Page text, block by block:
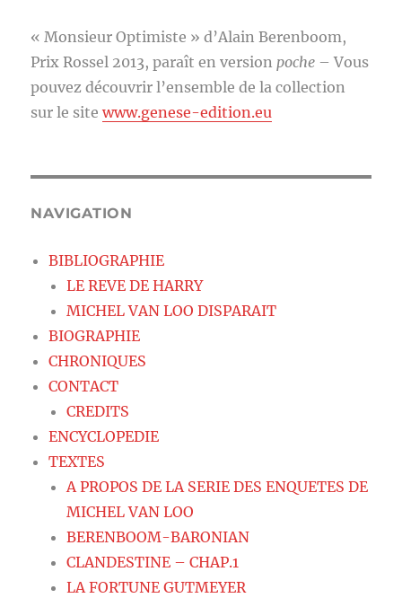
« Monsieur Optimiste » d’Alain Berenboom,
Prix Rossel 2013, paraît en version poche – Vous
pouvez découvrir l’ensemble de la collection
sur le sitewww.genese-edition.eu
NAVIGATION
BIBLIOGRAPHIE
LE REVE DE HARRY
MICHEL VAN LOO DISPARAIT
BIOGRAPHIE
CHRONIQUES
CONTACT
CREDITS
ENCYCLOPEDIE
TEXTES
A PROPOS DE LA SERIE DES ENQUETES DE
MICHEL VAN LOO
BERENBOOM-BARONIAN
CLANDESTINE – CHAP.1
LA FORTUNE GUTMEYER